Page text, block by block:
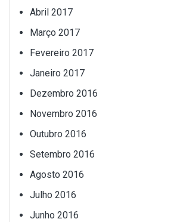
Abril 2017
Março 2017
Fevereiro 2017
Janeiro 2017
Dezembro 2016
Novembro 2016
Outubro 2016
Setembro 2016
Agosto 2016
Julho 2016
Junho 2016